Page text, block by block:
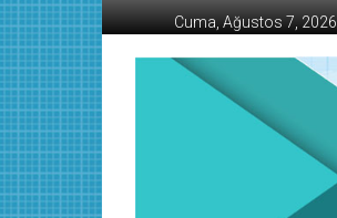
İçeriğe
geç
Cuma, Ağustos 7, 2026
AFŞİN